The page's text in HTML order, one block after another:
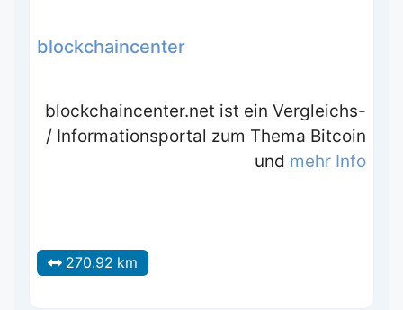
blockchaincenter
blockchaincenter.net ist ein Vergleichs-
/ Informationsportal zum Thema Bitcoin
und mehr Info
270.92 km